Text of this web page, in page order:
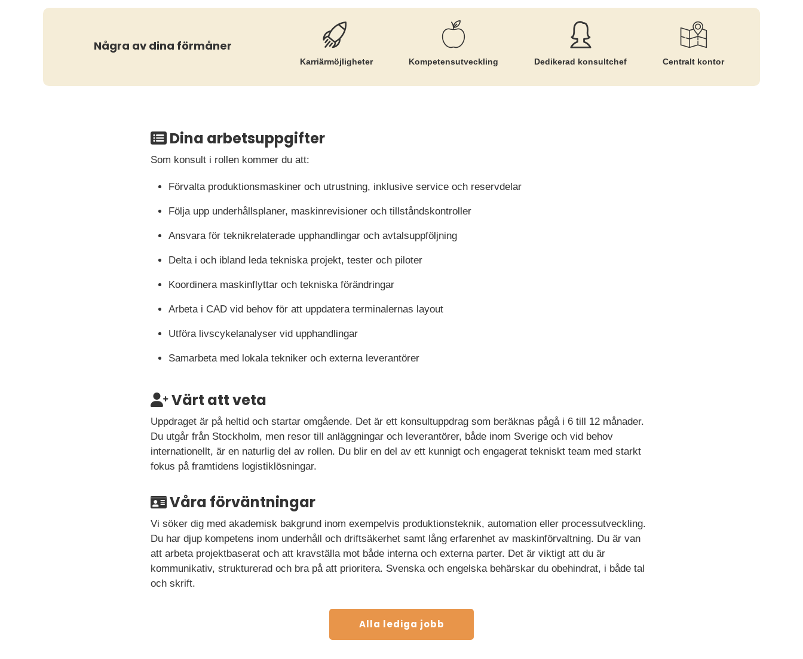
Några av dina förmåner
Karriär­möjligheter Kompetens­utveckling Dedikerad konsultchef Centralt kontor
Dina arbetsuppgifter
Som konsult i rollen kommer du att:
Förvalta produktionsmaskiner och utrustning, inklusive service och reservdelar
Följa upp underhållsplaner, maskinrevisioner och tillståndskontroller
Ansvara för teknikrelaterade upphandlingar och avtalsuppföljning
Delta i och ibland leda tekniska projekt, tester och piloter
Koordinera maskinflyttar och tekniska förändringar
Arbeta i CAD vid behov för att uppdatera terminalernas layout
Utföra livscykelanalyser vid upphandlingar
Samarbeta med lokala tekniker och externa leverantörer
Värt att veta
Uppdraget är på heltid och startar omgående. Det är ett konsultuppdrag som beräknas pågå i 6 till 12 månader.
Du utgår från Stockholm, men resor till anläggningar och leverantörer, både inom Sverige och vid behov
internationellt, är en naturlig del av rollen. Du blir en del av ett kunnigt och engagerat tekniskt team med starkt
fokus på framtidens logistiklösningar.
Våra förväntningar
Vi söker dig med akademisk bakgrund inom exempelvis produktionsteknik, automation eller processutveckling.
Du har djup kompetens inom underhåll och driftsäkerhet samt lång erfarenhet av maskinförvaltning. Du är van
att arbeta projektbaserat och att kravställa mot både interna och externa parter. Det är viktigt att du är
kommunikativ, strukturerad och bra på att prioritera. Svenska och engelska behärskar du obehindrat, i både tal
och skrift.
Alla lediga jobb